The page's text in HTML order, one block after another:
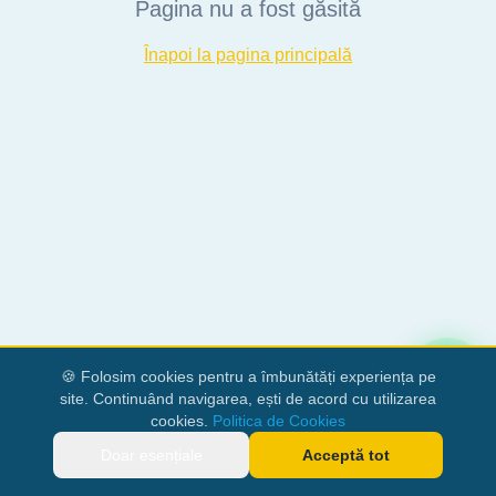
Pagina nu a fost găsită
Înapoi la pagina principală
🍪 Folosim cookies pentru a îmbunătăți experiența pe
site. Continuând navigarea, ești de acord cu utilizarea
cookies. Politica de Cookies
Acceptă tot